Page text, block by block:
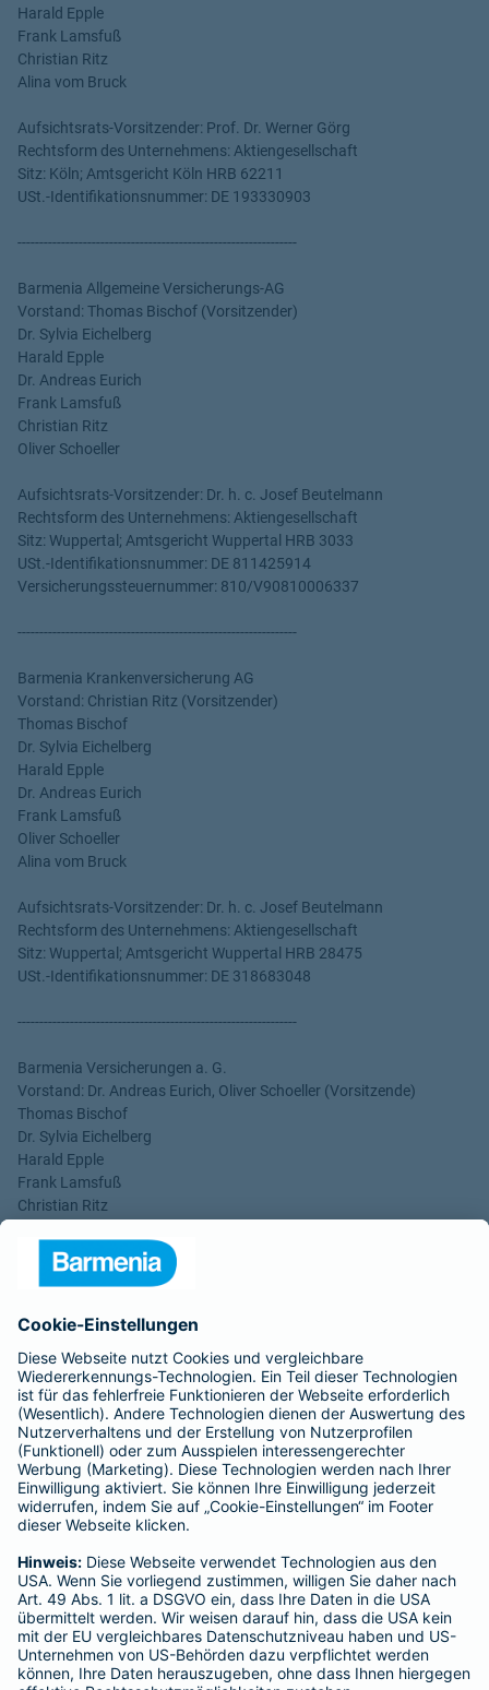
Harald Epple
Frank Lamsfuß
Christian Ritz
Alina vom Bruck
Aufsichtsrats-Vorsitzender: Prof. Dr. Werner Görg
Rechtsform des Unternehmens: Aktiengesellschaft
Sitz: Köln; Amtsgericht Köln HRB 62211
USt.-Identifikationsnummer: DE 193330903
----------------------------------------------------------------
Barmenia Allgemeine Versicherungs-AG
Vorstand: Thomas Bischof (Vorsitzender)
Dr. Sylvia Eichelberg
Harald Epple
Dr. Andreas Eurich
Frank Lamsfuß
Christian Ritz
Oliver Schoeller
Aufsichtsrats-Vorsitzender: Dr. h. c. Josef Beutelmann
Rechtsform des Unternehmens: Aktiengesellschaft
Sitz: Wuppertal; Amtsgericht Wuppertal HRB 3033
USt.-Identifikationsnummer: DE 811425914
Versicherungssteuernummer: 810/V90810006337
----------------------------------------------------------------
Barmenia Krankenversicherung AG
Vorstand: Christian Ritz (Vorsitzender)
Thomas Bischof
Dr. Sylvia Eichelberg
Harald Epple
Dr. Andreas Eurich
Frank Lamsfuß
Oliver Schoeller
Alina vom Bruck
Aufsichtsrats-Vorsitzender: Dr. h. c. Josef Beutelmann
Rechtsform des Unternehmens: Aktiengesellschaft
Sitz: Wuppertal; Amtsgericht Wuppertal HRB 28475
USt.-Identifikationsnummer: DE 318683048
----------------------------------------------------------------
Barmenia Versicherungen a. G.
Vorstand: Dr. Andreas Eurich, Oliver Schoeller (Vorsitzende)
Thomas Bischof
Dr. Sylvia Eichelberg
Harald Epple
Frank Lamsfuß
Christian Ritz
Aufsichtsrats-Vorsitzender: Dr. h. c. Josef Beutelmann
Gegenseitigkeit
USt.-Identifikationsnummer: DE 121102508
----------------------------------------------------------------
Gothaer Lebensversicherung AG
Vorstand: Alina vom Bruck (Vorsitzende)
Thomas Bischof
Dr. Sylvia Eichelberg
Dr. Andreas Eurich
Frank Lamsfuß
Christian Ritz
Oliver Schoeller
Aufsichtsrats-Vorsitzender: Prof. Dr. Werner Görg